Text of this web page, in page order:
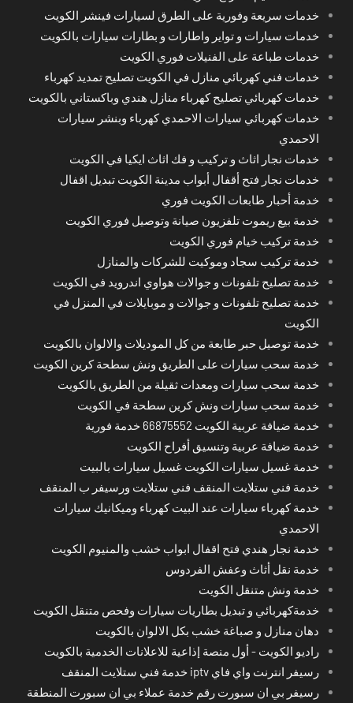
خدمات سريعة وفورية على الطرق لسيارات فينشر الكويت
خدمات سيارات و تواير واطارات و بطارات سيارات بالكويت
خدمات طباعة على الفنيلات فوري الكويت
خدمات فني كهربائي منازل في الكويت تصليح تمديد كهرباء
خدمات كهربائي تصليح كهرباء منازل هندي وباكستاني بالكويت
خدمات كهربائي سيارات الاحمدي كهرباء وبنشر سيارات
الاحمدي
خدمات نجار اثاث و تركيب و فك اثاث ايكيا في الكويت
خدمات نجار فتح أقفال أبواب مدينة الكويت تبديل اقفال
خدمة أحبار طابعات الكويت فوري
خدمة بيع ريموت تلفزيون صيانة وتوصيل فوري الكويت
خدمة تركيب خيام فوري الكويت
خدمة تركيب سجاد وموكيت للشركات والمنازل
خدمة تصليح تلفونات و جوالات هواوي اندرويد في الكويت
خدمة تصليح تلفونات و جوالات و موبايلات في المنزل في
الكويت
خدمة توصيل حبر طابعة من كل الموديلات والالوان بالكويت
خدمة سحب سيارات على الطريق ونش سطحة كرين الكويت
خدمة سحب سيارات ومعدات ثقيلة من الطريق بالكويت
خدمة سحب سيارات ونش كرين سطحة في الكويت
خدمة ضيافة عربية الكويت 66875552 خدمة فورية
خدمة ضيافة عربية وتنسيق أفراح الكويت
خدمة غسيل سيارات الكويت غسيل سيارات بالبيت
خدمة فني ستلايت المنقف فني ستلايت ورسيفر ب المنقف
خدمة كهرباء سيارات عند البيت كهرباء وميكانيك سيارات
الاحمدي
خدمة نجار هندي فتح اقفال ابواب خشب والمنيوم الكويت
خدمة نقل أثاث وعفش الفردوس
خدمة ونش متنقل الكويت
خدمةكهربائي و تبديل بطاريات سيارات وفحص متنقل الكويت
دهان منازل و صباغة خشب بكل الالوان بالكويت
راديو الكويت - أول منصة إذاعية للاعلانات الخدمية بالكويت
رسيفر انترنت واي فاي iptv خدمة فني ستلايت المنقف
رسيفر بي ان سبورت رقم خدمة عملاء بي ان سبورت المنطقة